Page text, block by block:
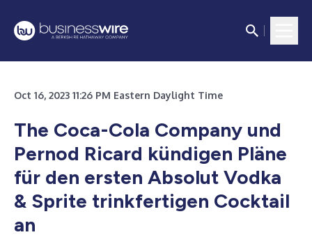
Oct 16, 2023 11:26 PM Eastern Daylight Time
The Coca-Cola Company und
Pernod Ricard kündigen Pläne
für den ersten Absolut Vodka
& Sprite trinkfertigen Cocktail
an